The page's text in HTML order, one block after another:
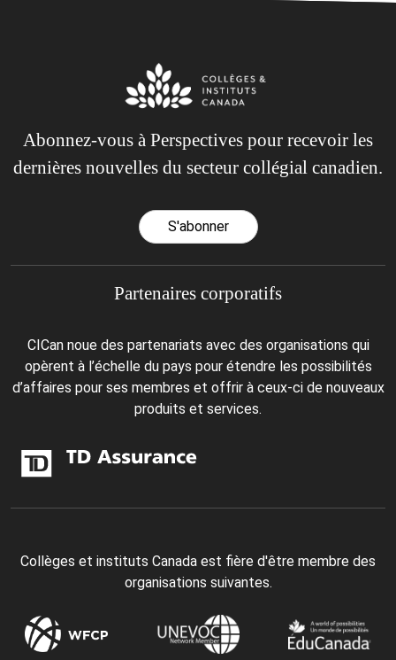
Abonnez-vous à Perspectives pour recevoir les
dernières nouvelles du secteur collégial canadien.
S'abonner
Partenaires corporatifs
CICan noue des partenariats avec des organisations qui
opèrent à l’échelle du pays pour étendre les possibilités
d’affaires pour ses membres et offrir à ceux-ci de nouveaux
produits et services.
Collèges et instituts Canada est fière d'être membre des
organisations suivantes.